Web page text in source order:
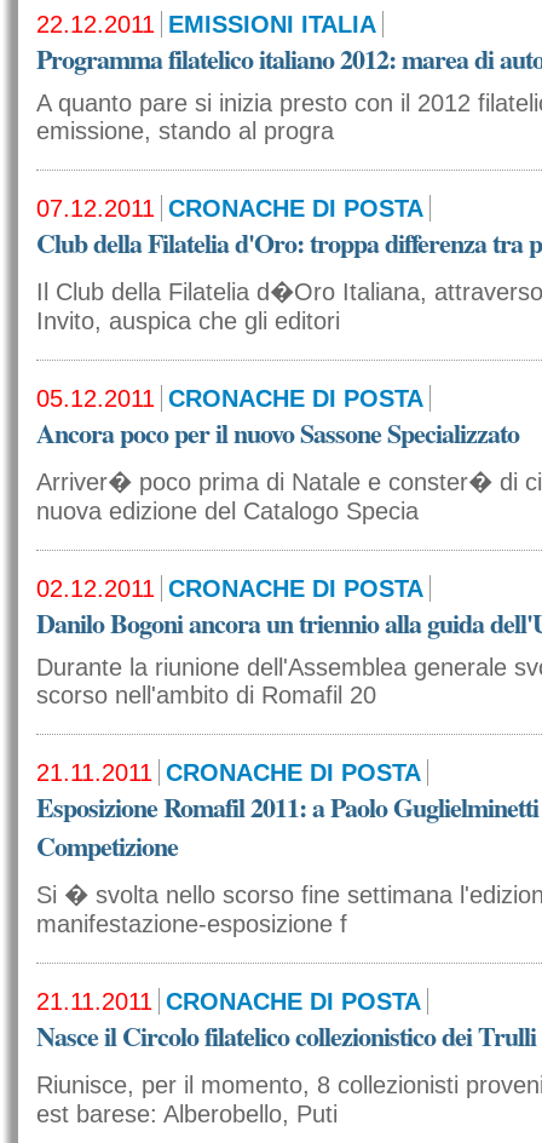
22.12.2011 EMISSIONI ITALIA
Programma filatelico italiano 2012: marea di
A quanto pare si inizia presto con il 2012
emissione, stando al progra
07.12.2011 CRONACHE DI POSTA
Club della Filatelia d'Oro: troppa differenza tra
Il Club della Filatelia d�Oro Italiana,
Invito, auspica che gli editori
05.12.2011 CRONACHE DI POSTA
Ancora poco per il nuovo Sassone Specializzato
Arriver� poco prima di Natale e conster� di
nuova edizione del Catalogo Specia
02.12.2011 CRONACHE DI POSTA
Danilo Bogoni ancora un triennio alla guida
Durante la riunione dell'Assemblea generale
scorso nell'ambito di Romafil 20
21.11.2011 CRONACHE DI POSTA
Esposizione Romafil 2011: a Paolo
Competizione
Si � svolta nello scorso fine settimana
manifestazione-esposizione f
21.11.2011 CRONACHE DI POSTA
Nasce il Circolo filatelico collezionistico dei Trulli
Riunisce, per il momento, 8 collezionisti
est barese: Alberobello, Puti